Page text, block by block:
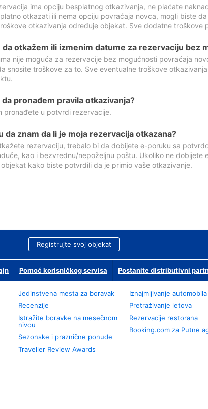
ima opciju besplatnog otkazivanja, ne plaćate
otkazati ili nema opciju povraćaja novca, mogli biste
otkazivanja određuje objekat. Sve dodatne troškove
da otkažem ili izmenim datume za rezervaciju bez
nije moguća za rezervacije bez mogućnosti povraćaja
snosite troškove za to. Sve eventualne troškove
pronađem pravila otkazivanja?
pronađete u potvrdi rezervacije.
da znam da li je moja rezervacija otkazana?
rezervaciju, trebalo bi da dobijete e-poruku sa
kao i bezvrednu/nepoželjnu poštu. Ukoliko ne dobijete
kako biste potvrdili da je primio vaše otkazivanje.
Registrujte svoj objekat
Pomoć korisničkog servisa Postanite distributivni
Jedinstvena mesta za boravak
Recenzije
Istražite boravke na mesečnom
nivou
Sezonske i praznične ponude
Traveller Review Awards
Iznajmljivanje automobila
Pretraživanje letova
Rezervacije restorana
Booking.com za Putne